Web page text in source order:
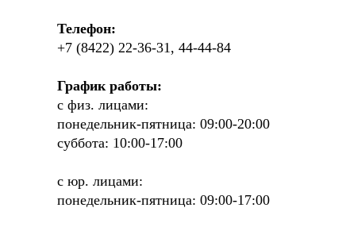
Телефон:
+7 (8422) 22-36-31, 44-44-84
График работы:
с физ. лицами:
понедельник-пятница: 09:00-20:00
суббота: 10:00-17:00
с юр. лицами:
понедельник-пятница: 09:00-17:00